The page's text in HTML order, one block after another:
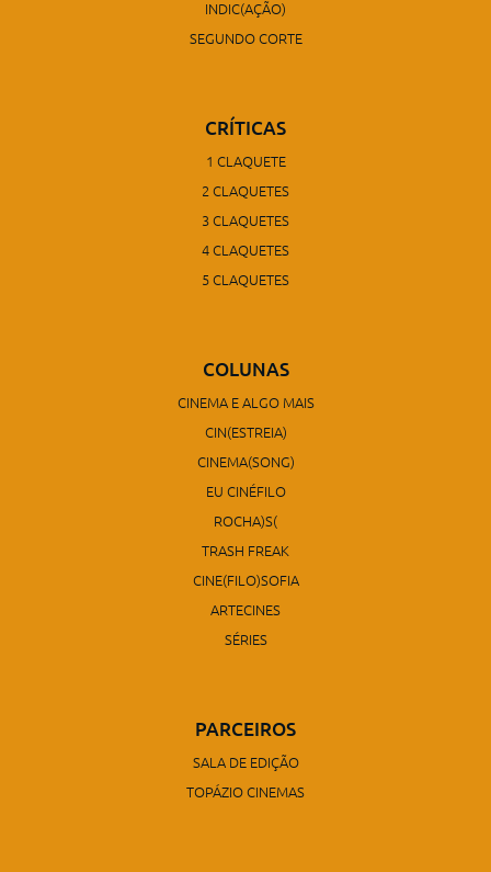
INDIC(AÇÃO)
SEGUNDO CORTE
CRÍTICAS
1 CLAQUETE
2 CLAQUETES
3 CLAQUETES
4 CLAQUETES
5 CLAQUETES
COLUNAS
CINEMA E ALGO MAIS
CIN(ESTREIA)
CINEMA(SONG)
EU CINÉFILO
ROCHA)S(
TRASH FREAK
CINE(FILO)SOFIA
ARTECINES
SÉRIES
PARCEIROS
SALA DE EDIÇÃO
TOPÁZIO CINEMAS